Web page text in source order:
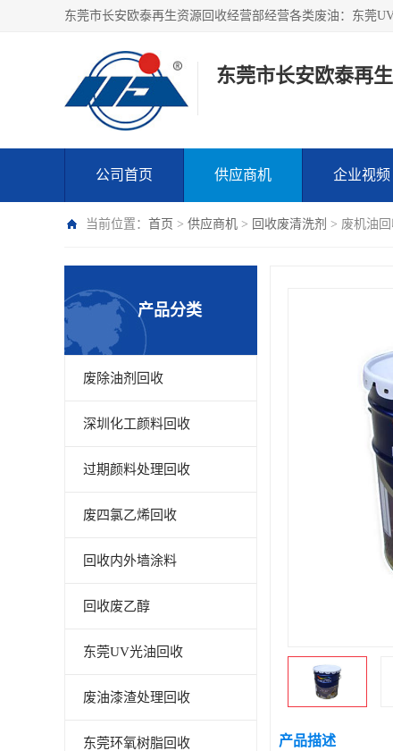
东莞市长安欧泰再
公司首页 供应商机 企业视频
当前位置： 首页 > 供应商机 > 回收废清洗剂 > 废机油
产品分类
废除油剂回收
深圳化工颜料回收
过期颜料处理回收
废四氯乙烯回收
回收内外墙涂料
回收废乙醇
东莞UV光油回收
废油漆渣处理回收
东莞环氧树脂回收 产品描述